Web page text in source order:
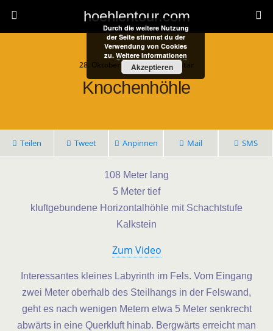
hoehlentour.com
28. Oktober 2022 • 1 Kommentar
Knochenhöhle
Teilen Tweet Anpinnen Mail SMS
108 Meter lang
5 Meter tief
kluftgebundene Horizontalhöhle mit Schachtstufe
Kalkstein
Zum Video
Interessantes kleines Labyrinth im Fels. Vom Eingang
zwei Meter oberhalb des Steilhangs in der Felswand,
geht es nach wenigen Metern etwa 5 Meter senkrecht
abwärts in eine Querkluft hinab. Bergwärts erreicht man
Durch die weitere Nutzung
der Seite stimmst du der
Verwendung von Cookies
zu. Weitere Informationen
Akzeptieren